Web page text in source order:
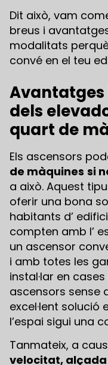
Dit això, vam
breus i
modalitats
convé en el teu
dels
quart de
Els ascensors
de màquines si
a això. Aquest
oferir una bona
habitants d’
compten amb l’
un ascensor
i amb totes les
instal·lar en
ascensors sense
excel·lent solució
l’espai sigui una
Tanmateix, a
velocitat,